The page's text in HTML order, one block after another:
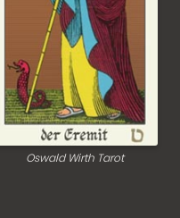
Oswald Wirth Tarot